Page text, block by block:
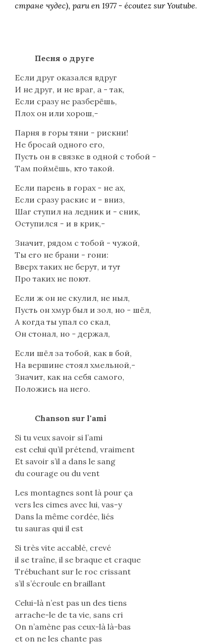
стране чудес), paru en 1977 - écoutez sur Youtube.
Песня о друге
Если друг оказался вдруг
И не друг, и не враг, а - так,
Если сразу не разберёшь,
Плох он или хорош,-
Парня в горы тяни - рискни!
Не бросай одного его,
Пусть он в связке в одной с тобой -
Там поймёшь, кто такой.
Если парень в горах - не ах,
Если сразу раскис и - вниз,
Шаг ступил на ледник и - сник,
Оступился - и в крик,-
Значит, рядом с тобой - чужой,
Ты его не брани - гони:
Вверх таких не берут, и тут
Про таких не поют.
Если ж он не скулил, не ныл,
Пусть он хмур был и зол, но - шёл,
А когда ты упал со скал,
Он стонал, но - держал,
Если шёл за тобой, как в бой,
На вершине стоял хмельной,-
Значит, как на себя самого,
Положись на него.
Chanson sur l'ami
Si tu veux savoir si l’ami
est celui qu’il prétend, vraiment
Et savoir s’il a dans le sang
du courage ou du vent
Les montagnes sont là pour ça
vers les cimes avec lui, vas-y
Dans la même cordée, liés
tu sauras qui il est
Si très vite accablé, crevé
il se traîne, il se braque et craque
Trébuchant sur le roc crissant
s’il s’écroule en braillant
Celui-là n’est pas un des tiens
arrache-le de ta vie, sans cri
On n’amène pas ceux-là là-bas
et on ne les chante pas